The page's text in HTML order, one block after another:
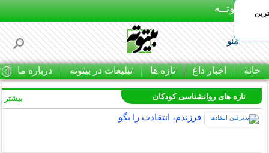
بـیتوتــه
منو
خانه اخبار داغ تازه ها تبلیغات در بیتوته درباره ما
تازه های روانشناسی کودکان
فرزندم، انتقادت را بگو
بیشتر